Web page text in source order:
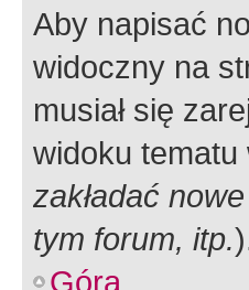
Aby napisać
widoczny na
musiał się
widoku
zakładać
tym forum, itp.
Góra